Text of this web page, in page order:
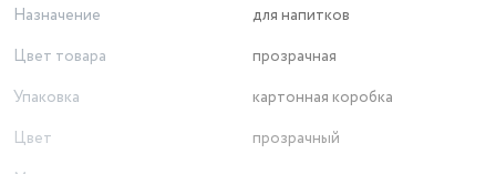
Назначение
для напитков
Цвет товара
прозрачная
Упаковка
картонная коробка
Цвет
прозрачный